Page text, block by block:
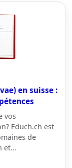
en suisse :
vos
Educh.ch est
de
et…